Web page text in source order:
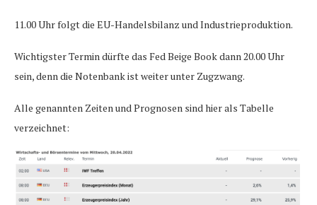
11.00 Uhr folgt die EU-Handelsbilanz und Industrieproduktion.
Wichtigster Termin dürfte das Fed Beige Book dann 20.00 Uhr
sein, denn die Notenbank ist weiter unter Zugzwang.
Alle genannten Zeiten und Prognosen sind hier als Tabelle
verzeichnet: